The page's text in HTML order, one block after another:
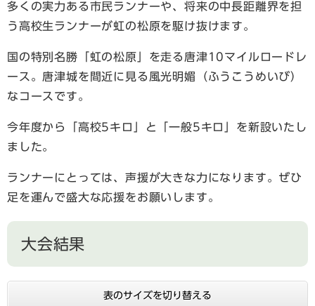
多くの実力ある市民ランナーや、将来の中長距離界を担
う高校生ランナーが虹の松原を駆け抜けます。
国の特別名勝「虹の松原」を走る唐津10マイルロードレ
ース。唐津城を間近に見る風光明媚（ふうこうめいび）
なコースです。
今年度から「高校5キロ」と「一般5キロ」を新設いたし
ました。
ランナーにとっては、声援が大きな力になります。ぜひ
足を運んで盛大な応援をお願いします。
大会結果
表のサイズを切り替える